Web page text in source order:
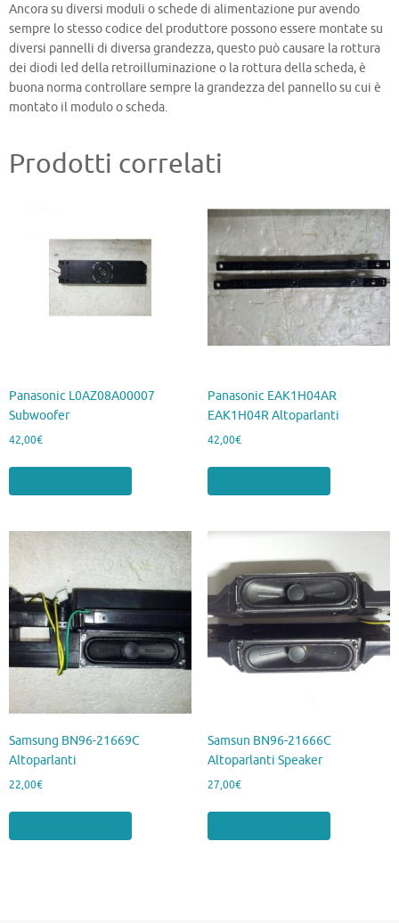
Ancora su diversi moduli o schede di alimentazione pur avendo
sempre lo stesso codice del produttore possono essere montate su
diversi pannelli di diversa grandezza, questo può causare la rottura
dei diodi led della retroilluminazione o la rottura della scheda, è
buona norma controllare sempre la grandezza del pannello su cui è
montato il modulo o scheda.
Prodotti correlati
Panasonic L0AZ08A00007
Subwoofer
42,00€
Panasonic EAK1H04AR
EAK1H04R Altoparlanti
42,00€
Samsung BN96-21669C
Altoparlanti
22,00€
Samsun BN96-21666C
Altoparlanti Speaker
27,00€